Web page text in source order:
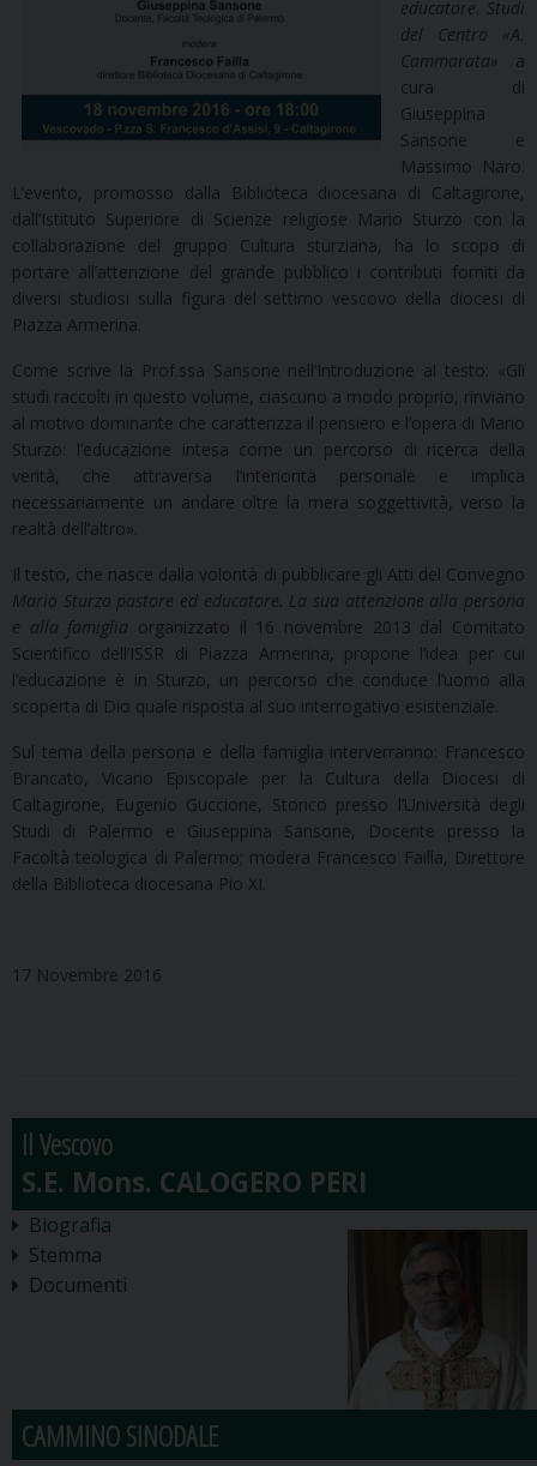
educatore. Studi
del Centro «A.
Cammarata» a
cura di
Giuseppina
Sansone e
Massimo Naro.
L’evento, promosso dalla Biblioteca diocesana di Caltagirone,
dall’Istituto Superiore di Scienze religiose Mario Sturzo con la
collaborazione del gruppo Cultura sturziana, ha lo scopo di
portare all’attenzione del grande pubblico i contributi forniti da
diversi studiosi sulla figura del settimo vescovo della diocesi di
Piazza Armerina.
Come scrive la Prof.ssa Sansone nell’Introduzione al testo: «Gli
studi raccolti in questo volume, ciascuno a modo proprio, rinviano
al motivo dominante che caratterizza il pensiero e l’opera di Mario
Sturzo: l’educazione intesa come un percorso di ricerca della
verità, che attraversa l’interiorità personale e implica
necessariamente un andare oltre la mera soggettività, verso la
realtà dell’altro».
Il testo, che nasce dalla volontà di pubblicare gli Atti del Convegno
Mario Sturzo pastore ed educatore. La sua attenzione alla persona
e alla famiglia organizzato il 16 novembre 2013 dal Comitato
Scientifico dell’ISSR di Piazza Armerina, propone l’idea per cui
l’educazione è in Sturzo, un percorso che conduce l’uomo alla
scoperta di Dio quale risposta al suo interrogativo esistenziale.
Sul tema della persona e della famiglia interverranno: Francesco
Brancato, Vicario Episcopale per la Cultura della Diocesi di
Caltagirone, Eugenio Guccione, Storico presso l’Università degli
Studi di Palermo e Giuseppina Sansone, Docente presso la
Facoltà teologica di Palermo; modera Francesco Failla, Direttore
della Biblioteca diocesana Pio XI.
17 Novembre 2016
Il Vescovo
Biografia
Stemma
Documenti
CAMMINO SINODALE